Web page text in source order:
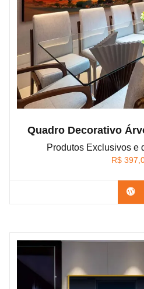
Quadro Decorativo
Produtos Exclusivos e
R$